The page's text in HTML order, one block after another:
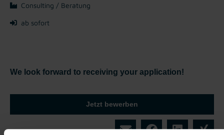
Consulting / Beratung
ab sofort
We look forward to receiving your application!
Jetzt bewerben